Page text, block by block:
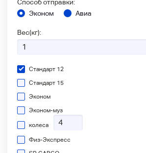
Способ отправки:
Эконом
Авиа
Вес(кг):
Стандарт 12
Стандарт 15
Эконом
Эконом-муз
колеса
Физ-Экспресс